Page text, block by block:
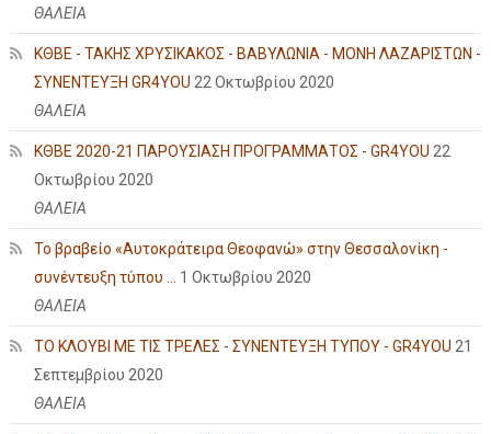
ΘΑΛΕΙΑ
ΚΘΒΕ - ΤΑΚΗΣ ΧΡΥΣΙΚΑΚΟΣ - ΒΑΒΥΛΩΝΙΑ - ΜΟΝΗ ΛΑΖΑΡΙΣΤΩΝ -
ΣΥΝΕΝΤΕΥΞΗ GR4YOU 22 Οκτωβρίου 2020
ΘΑΛΕΙΑ
ΚΘΒΕ 2020-21 ΠΑΡΟΥΣΙΑΣΗ ΠΡΟΓΡΑΜΜΑΤΟΣ - GR4YOU 22
Οκτωβρίου 2020
ΘΑΛΕΙΑ
Το βραβείο «Αυτοκράτειρα Θεοφανώ» στην Θεσσαλονίκη -
συνέντευξη τύπου ... 1 Οκτωβρίου 2020
ΘΑΛΕΙΑ
ΤΟ ΚΛΟΥΒΙ ΜΕ ΤΙΣ ΤΡΕΛΕΣ - ΣΥΝΕΝΤΕΥΞΗ ΤΥΠΟΥ - GR4YOU 21
Σεπτεμβρίου 2020
ΘΑΛΕΙΑ